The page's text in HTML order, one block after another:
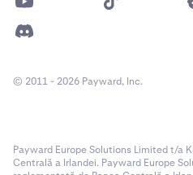
© 2011 - 2026 Payward, Inc.
Payward Europe Solutions Limited t/a
Centrală a Irlandei. Payward Europe